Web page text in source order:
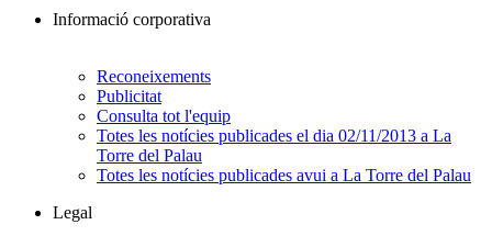
Informació corporativa
Reconeixements
Publicitat
Consulta tot l'equip
Totes les notícies publicades el dia 02/11/2013 a La
Torre del Palau
Totes les notícies publicades avui a La Torre del Palau
Legal